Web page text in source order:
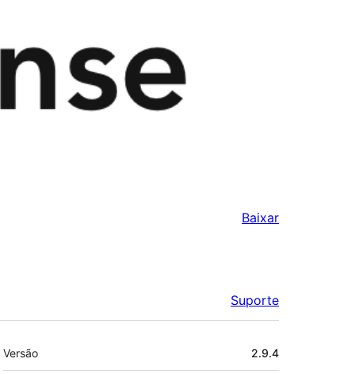
Baixar
Suporte
Meta
Versão 2.9.4